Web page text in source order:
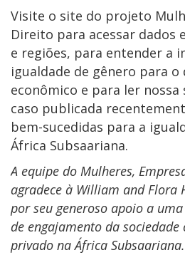
Visite o site do projeto
Direito para acessar dados
e regiões, para entender a
igualdade de gênero para
econômico e para ler nossa
caso publicada
bem-sucedidas para a
África Subsaariana.
A equipe do Mulheres,
agradece à William and Flora
por seu generoso apoio a
de engajamento da
privado na África Subsaariana.